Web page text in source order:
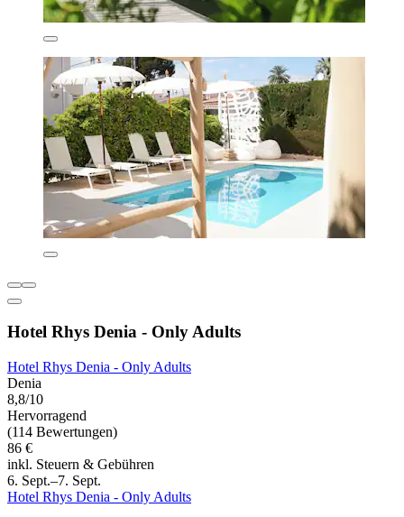
Hotel Rhys Denia - Only Adults
Hotel Rhys Denia - Only Adults
Denia
8,8/10
Hervorragend
(114 Bewertungen)
86 €
inkl. Steuern & Gebühren
6. Sept.–7. Sept.
Hotel Rhys Denia - Only Adults